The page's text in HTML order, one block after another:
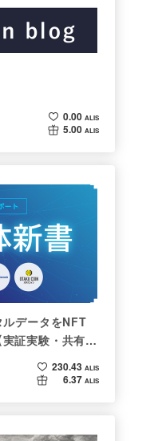
0.00 ALIS
5.00 ALIS
データをNFT
証実験・共有レ
230.43 ALIS
6.37 ALIS